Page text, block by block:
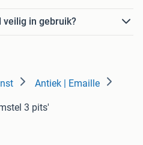
veilig in gebruik?
Antiek | Emaille
3 pits'